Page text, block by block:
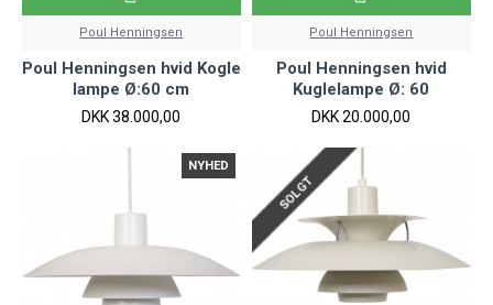
Poul Henningsen
Poul Henningsen hvid Kogle
lampe Ø:60 cm
DKK 38.000,00
Poul Henningsen
Poul Henningsen hvid
Kuglelampe Ø: 60
DKK 20.000,00
NYHED
SOLGT